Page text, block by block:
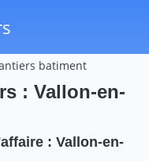
batiment
: Vallon-en-
: Vallon-en-